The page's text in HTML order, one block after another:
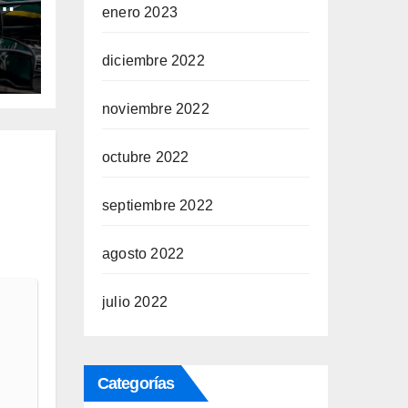
enero 2023
diciembre 2022
noviembre 2022
octubre 2022
septiembre 2022
agosto 2022
julio 2022
Categorías